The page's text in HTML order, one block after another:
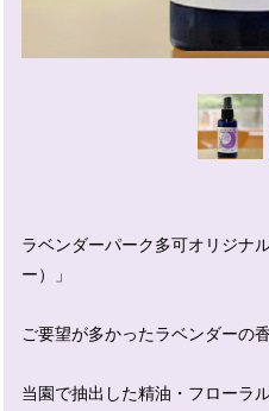
ラベンダーパーク多可オリジナ
ー）」
ご要望が多かったラベンダーの
当園で抽出した精油・フローラ